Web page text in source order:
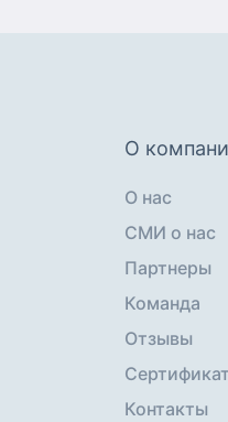
О
О нас
СМИ о нас
Партнеры
Команда
Отзывы
Контакты